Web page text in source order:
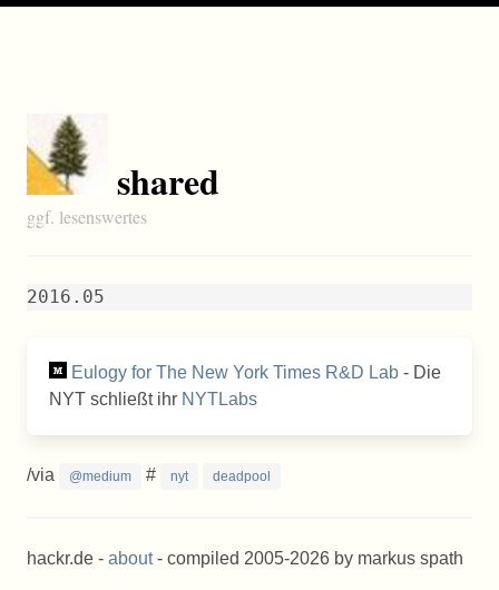
shared
ggf. lesenswertes
2016.05
Eulogy for The New York Times R&D Lab - Die
NYT schließt ihr NYTLabs
/via @medium # nyt deadpool
hackr.de - about- compiled 2005-2026 by markus spath